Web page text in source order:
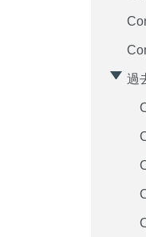
過